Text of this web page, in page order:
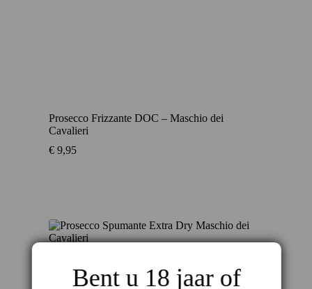
Prosecco Frizzante DOC – Maschio dei
Cavalieri
€ 9,95
Bent u 18 jaar of